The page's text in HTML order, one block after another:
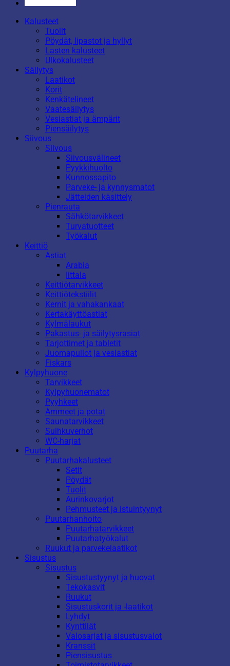
Kalusteet
Tuolit
Pöydät, lipastot ja hyllyt
Lasten kalusteet
Ulkokalusteet
Säilytys
Laatikot
Korit
Kenkätelineet
Vaatesäilytys
Vesiastiat ja ämpärit
Piensäilytys
Siivous
Siivous
Siivousvälineet
Pyykkihuolto
Kunnossapito
Parveke- ja kynnysmatot
Jätteiden käsittely
Pienrauta
Sähkötarvikkeet
Turvatuotteet
Työkalut
Keittiö
Astiat
Arabia
Iittala
Keittiötarvikkeet
Keittiötekstiilit
Kernit ja vahakankaat
Kertakäyttöastiat
Kylmälaukut
Pakastus- ja säilytysrasiat
Tarjottimet ja tabletit
Juomapullot ja vesiastiat
Fiskars
Kylpyhuone
Tarvikkeet
Kylpyhuonematot
Pyyhkeet
Ammeet ja potat
Saunatarvikkeet
Suihkuverhot
WC-harjat
Puutarha
Puutarhakalusteet
Setit
Pöydät
Tuolit
Aurinkovarjot
Pehmusteet ja istuintyynyt
Puutarhanhoito
Puutarhatarvikkeet
Puutarhatyökalut
Ruukut ja parvekelaatikot
Sisustus
Sisustus
Sisustustyynyt ja huovat
Tekokasvit
Ruukut
Sisustuskorit ja -laatikot
Lyhdyt
Kynttilät
Valosarjat ja sisustusvalot
Kranssit
Piensisustus